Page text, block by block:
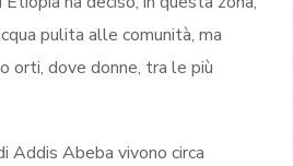
pulita alle comunità, ma
orti, dove donne, tra le più
Addis Abeba vivono circa